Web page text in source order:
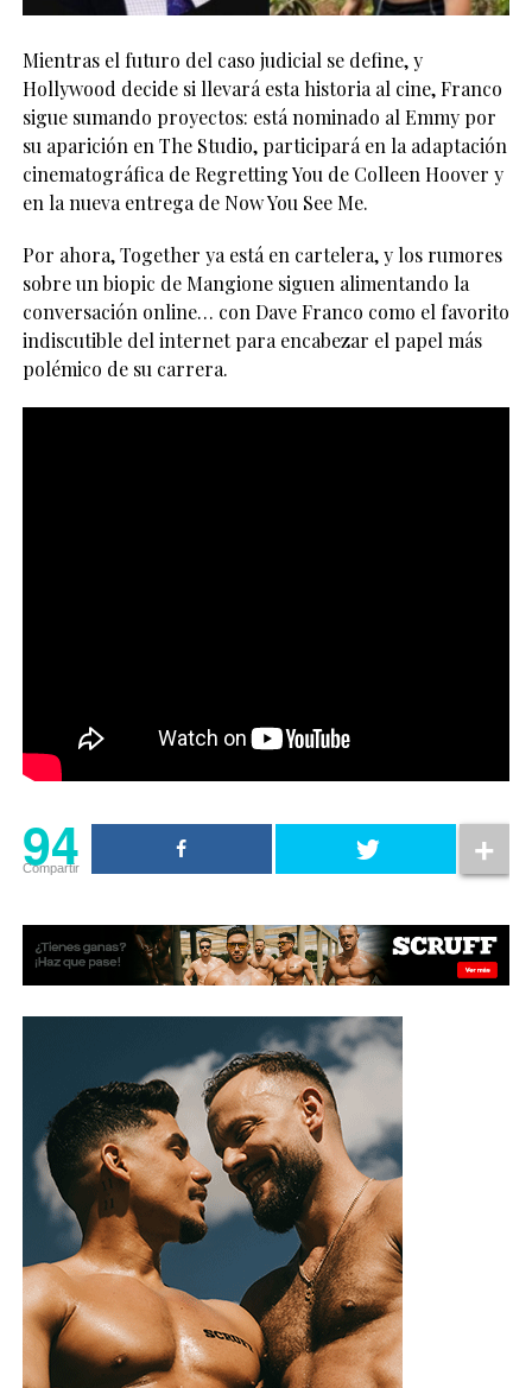
Mientras el futuro del caso judicial se define, y
Hollywood decide si llevará esta historia al cine, Franco
sigue sumando proyectos: está nominado al Emmy por
su aparición en The Studio, participará en la adaptación
cinematográfica de Regretting You de Colleen Hoover y
en la nueva entrega de Now You See Me.
Por ahora, Together ya está en cartelera, y los rumores
sobre un biopic de Mangione siguen alimentando la
conversación online… con Dave Franco como el favorito
indiscutible del internet para encabezar el papel más
polémico de su carrera.
94
Compartir